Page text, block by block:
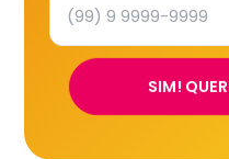
SIM!